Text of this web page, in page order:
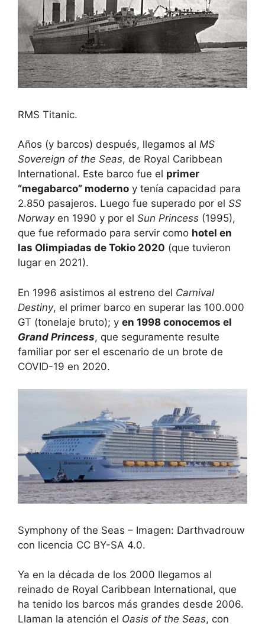
RMS Titanic.
Años (y barcos) después, llegamos al MS
Sovereign of the Seas, de Royal Caribbean
International. Este barco fue el primer
“megabarco” moderno y tenía capacidad para
2.850 pasajeros. Luego fue superado por el SS
Norwayen 1990 y por el Sun Princess (1995),
que fue reformado para servir como hotel en
las Olimpiadas de Tokio 2020 (que tuvieron
lugar en 2021).
En 1996 asistimos al estreno del Carnival
Destiny, el primer barco en superar las 100.000
GT (tonelaje bruto); y en 1998 conocemos el
Grand Princess, que seguramente resulte
familiar por ser el escenario de un brote de
COVID-19 en 2020.
Symphony of the Seas – Imagen: Darthvadrouw
con licencia CC BY-SA 4.0.
Ya en la década de los 2000 llegamos al
reinado de Royal Caribbean International, que
ha tenido los barcos más grandes desde 2006.
Llaman la atención el Oasis of the Seas, con